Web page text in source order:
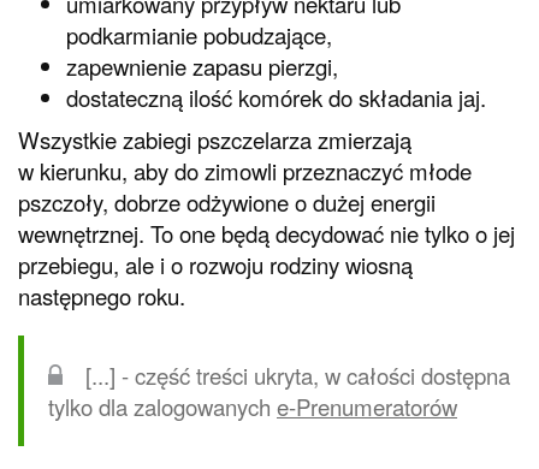
podkarmianie pobudzające,
zapewnienie zapasu pierzgi,
dostateczną ilość komórek do składania jaj.
Wszystkie zabiegi pszczelarza zmierzają
w kierunku, aby do zimowli przeznaczyć młode
pszczoły, dobrze odżywione o dużej energii
wewnętrznej. To one będą decydować nie tylko o jej
przebiegu, ale i o rozwoju rodziny wiosną
następnego roku.
[...] - część treści ukryta, w całości dostępna
tylko dla zalogowanych e-Prenumeratorów